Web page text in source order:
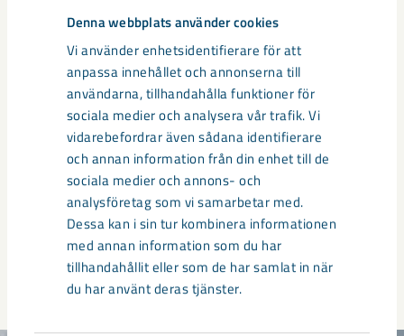
Denna webbplats använder cookies
Vi använder enhetsidentifierare för att
anpassa innehållet och annonserna till
användarna, tillhandahålla funktioner för
sociala medier och analysera vår trafik. Vi
vidarebefordrar även sådana identifierare
och annan information från din enhet till de
sociala medier och annons- och
analysföretag som vi samarbetar med.
Dessa kan i sin tur kombinera informationen
med annan information som du har
tillhandahållit eller som de har samlat in när
du har använt deras tjänster.
Gruvan i Malmberget, industriparken för kritiska
mineral i Luleå, samt den nya
järnmalmsfyndigheten i Kiruna har tilldelats status
som strategiska projekt inom EU:s Critical Raw
Materials Act; projekt som ses som betydelsefulla
för att minska Europas beroenden och öka
tillgången av råmaterial kritiska för omställning
och säkerhet.
Läs mer om projekten i CRMA